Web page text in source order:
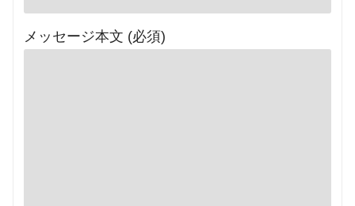
メッセージ本文 (必須)